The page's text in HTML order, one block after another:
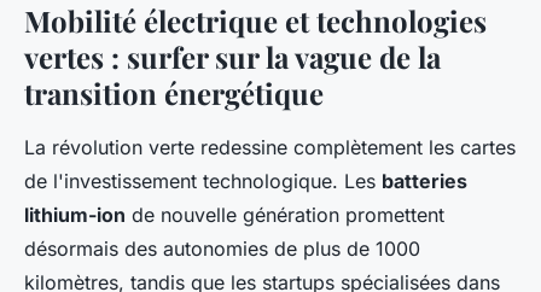
Mobilité électrique et technologies
vertes : surfer sur la vague de la
transition énergétique
La révolution verte redessine complètement les cartes
de l'investissement technologique. Les batteries
lithium-ion de nouvelle génération promettent
désormais des autonomies de plus de 1000
kilomètres, tandis que les startups spécialisées dans